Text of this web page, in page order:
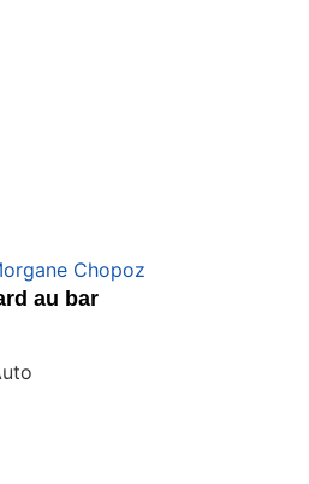
Chopoz
au bar